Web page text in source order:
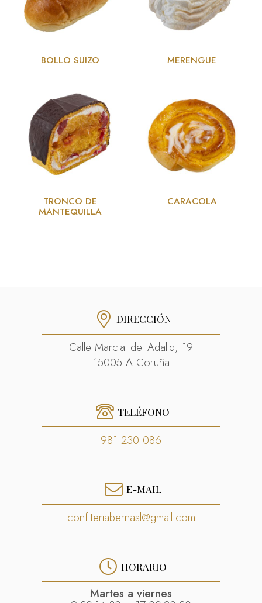
BOLLO SUIZO MERENGUE
TRONCO DE
MANTEQUILLA
CARACOLA
DIRECCIÓN
Calle Marcial del Adalid, 19
15005 A Coruña
TELÉFONO
981 230 086
E-MAIL
confiteriabernasl@gmail.com
HORARIO
Martes a viernes